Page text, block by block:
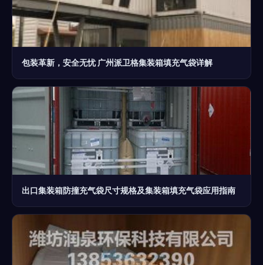
包装革新，安全无忧 广州派卫格集装箱填充气袋详解
出口集装箱防撞充气袋尺寸规格及集装箱填充气袋应用指南